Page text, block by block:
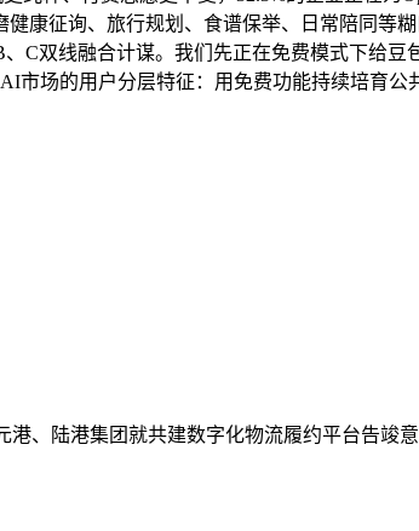
康征询、旅行规划、食谱保举、日常陪同等
C双线融合计谋。我们先正在免费模式下给
市场的用户分层特征：用免费功能持续培育
、陆港集团就共建数字化物流履约平台告竣